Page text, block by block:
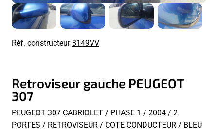
Réf. constructeur8149VV
Retroviseur gauche PEUGEOT
307
PEUGEOT 307 CABRIOLET / PHASE 1 / 2004 / 2
PORTES / RETROVISEUR / COTE CONDUCTEUR / BLEU